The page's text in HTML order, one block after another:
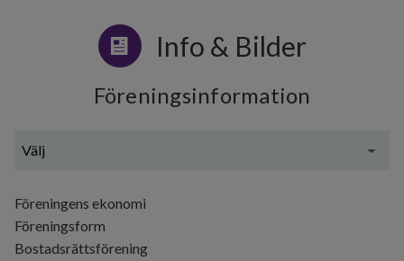
Info & Bilder
Föreningsinformation
Välj
Föreningens ekonomi
Föreningsform
Bostadsrättsförening